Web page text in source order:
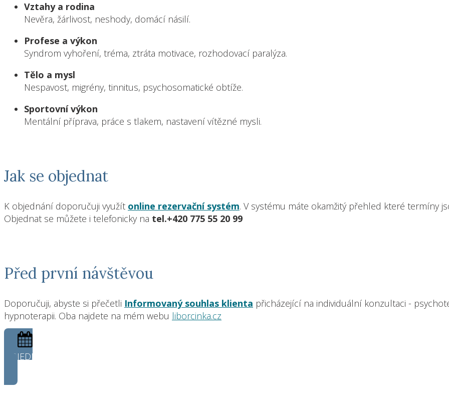
Vztahy a rodina
Nevěra, žárlivost, neshody, domácí násilí.
Profese a výkon
Syndrom vyhoření, tréma, ztráta motivace, rozhodovací paralýza.
Tělo a mysl
Nespavost, migrény, tinnitus, psychosomatické obtíže.
Sportovní výkon
Mentální příprava, práce s tlakem, nastavení vítězné mysli.
Jak se objednat
K objednání doporučuji využít online rezervační systém. V systému máte okamžitý přehled které termíny
Objednat se můžete i telefonicky na tel.+420 775 55 20 99
Před první návštěvou
Doporučuji, abyste si přečetli Informovaný souhlas klienta přicházející na individuální konzultaci -
hypnoterapii. Oba najdete na mém webu liborcinka.cz
OBJEDNAT SE